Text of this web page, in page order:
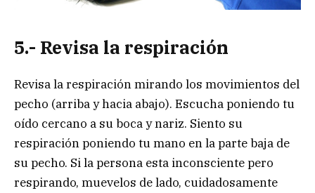
5.- Revisa la respiración
Revisa la respiración mirando los movimientos del
pecho (arriba y hacia abajo). Escucha poniendo tu
oído cercano a su boca y nariz. Siento su
respiración poniendo tu mano en la parte baja de
su pecho. Si la persona esta inconsciente pero
respirando, muevelos de lado, cuidadosamente